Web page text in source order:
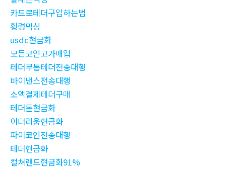
카드로테더구입하는법
횡령믹싱
usdc현금화
모든코인고가매입
테더무통테더전송대행
바이낸스전송대행
소액결제테더구매
테더돈현금화
이더리움현금화
파이코인전송대행
테더현금화
컬쳐랜드현금화91%